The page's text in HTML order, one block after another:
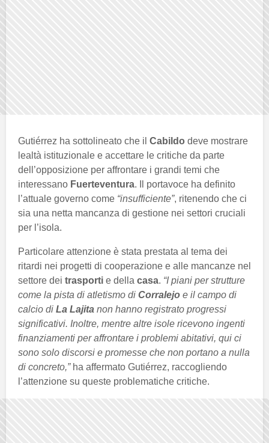
Gutiérrez ha sottolineato che il Cabildo deve mostrare
lealtà istituzionale e accettare le critiche da parte
dell’opposizione per affrontare i grandi temi che
interessano Fuerteventura. Il portavoce ha definito
l’attuale governo come “insufficiente”, ritenendo che ci
sia una netta mancanza di gestione nei settori cruciali
per l’isola.
Particolare attenzione è stata prestata al tema dei
ritardi nei progetti di cooperazione e alle mancanze nel
settore dei trasporti e della casa. “I piani per strutture
come la pista di atletismo di Corralejo e il campo di
calcio di La Lajita non hanno registrato progressi
significativi. Inoltre, mentre altre isole ricevono ingenti
finanziamenti per affrontare i problemi abitativi, qui ci
sono solo discorsi e promesse che non portano a nulla
di concreto,”ha affermato Gutiérrez, raccogliendo
l’attenzione su queste problematiche critiche.